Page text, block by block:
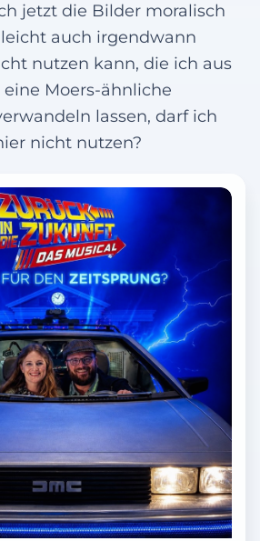
jetzt die Bilder moralisch
auch irgendwann
nutzen kann, die ich aus
Moers-ähnliche
lassen, darf ich
nicht nutzen?